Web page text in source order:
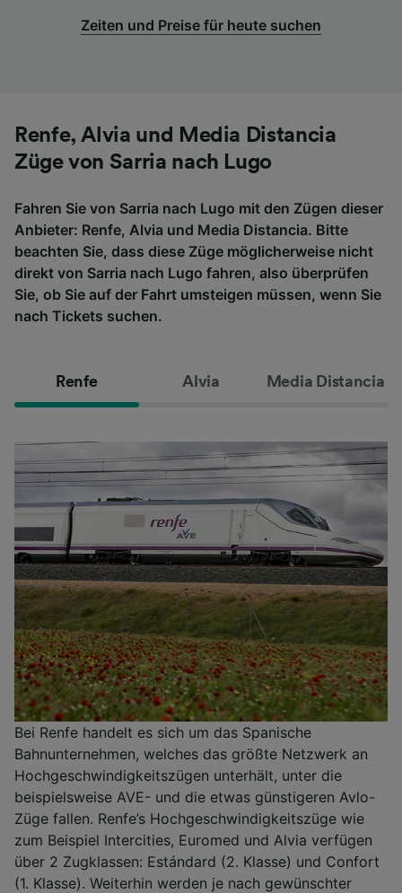
Zeiten und Preise für heute suchen
Renfe, Alvia und Media Distancia
Züge von Sarria nach Lugo
Fahren Sie von Sarria nach Lugo mit den Zügen dieser
Anbieter: Renfe, Alvia und Media Distancia. Bitte
beachten Sie, dass diese Züge möglicherweise nicht
direkt von Sarria nach Lugo fahren, also überprüfen
Sie, ob Sie auf der Fahrt umsteigen müssen, wenn Sie
nach Tickets suchen.
Renfe Alvia Media Distancia
Bei Renfe handelt es sich um das Spanische
Bahnunternehmen, welches das größte Netzwerk an
Hochgeschwindigkeitszügen unterhält, unter die
beispielsweise AVE- und die etwas günstigeren Avlo-
Züge fallen. Renfe’s Hochgeschwindigkeitszüge wie
zum Beispiel Intercities, Euromed und Alvia verfügen
über 2 Zugklassen: Estándard (2. Klasse) und Confort
(1. Klasse). Weiterhin werden je nach gewünschter